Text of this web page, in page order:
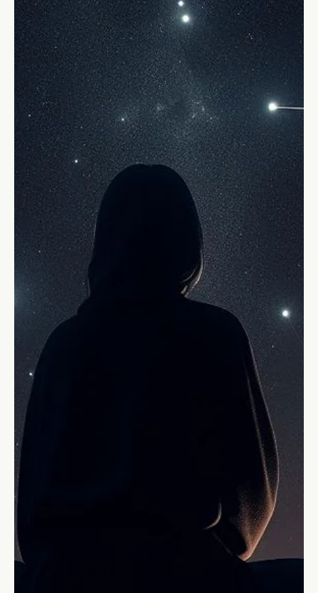
Stefano Calvetti
31 ott 2023
Tempo di lettura: 5 min
Leadership
Leadership strategica: il ponte tra il
tuo oggi e il successo – parte 1
La strategia è un piano d'azione per il raggiungimeno di un
risultato e tiene conto di risorse, situazione, ostacoli, sfide,
opportunità